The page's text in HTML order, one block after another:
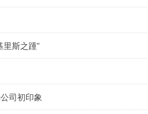
里斯之踵”
司初印象